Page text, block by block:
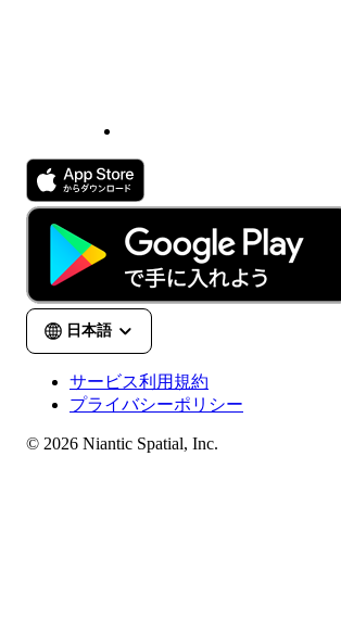
サービス利用規約
プライバシーポリシー
© 2026 Niantic Spatial, Inc.